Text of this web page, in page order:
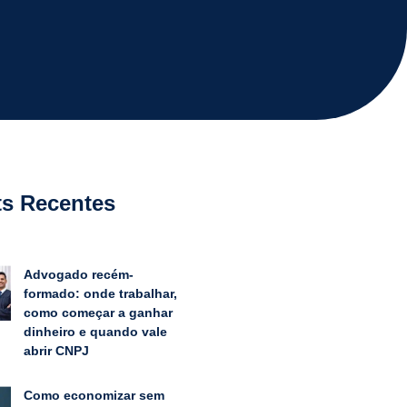
Recentes
Advogado recém-
formado: onde trabalhar,
como começar a ganhar
dinheiro e quando vale
abrir CNPJ
Como economizar sem